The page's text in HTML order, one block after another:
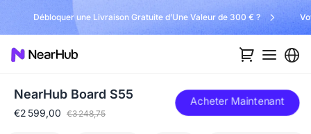
Débloquer une Livraison Gratuite d’Une Valeur de 300 € ?
NearHub Board S55
€2 599,00 €3 248,75
Acheter Maintenant